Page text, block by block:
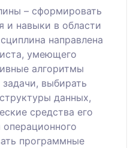
– сформировать
и навыки в области
направлена
умеющего
алгоритмы
выбирать
данных,
средства его
программные